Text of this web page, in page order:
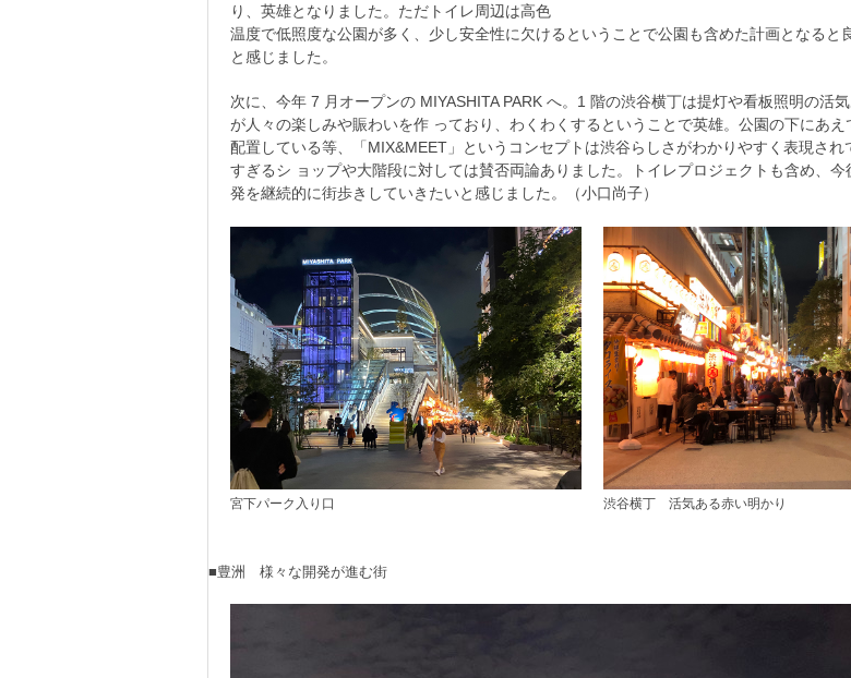
り、英雄となりました。ただトイレ周辺は高色
温度で低照度な公園が多く、少し安全性に欠けるということで公園も含めた計画となると
と感じました。
次に、今年 7 月オープンの MIYASHITA PARK へ。1 階の渋谷横丁は提灯や看板照明の活
が人々の楽しみや賑わいを作 っており、わくわくするということで英雄。公園の下にあえ
配置している等、「MIX&MEET」というコンセプトは渋谷らしさがわかりやすく表現され
すぎるシ ョップや大階段に対しては賛否両論ありました。トイレプロジェクトも含め、今
発を継続的に街歩きしていきたいと感じました。（小口尚子）
宮下パーク入り口 渋谷横丁 活気ある赤い明かり
■豊洲 様々な開発が進む街